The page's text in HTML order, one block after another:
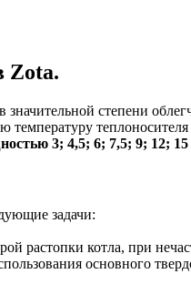
Zota.
степени
3; 4,5; 6; 7,5; 9; 12;
задачи:
растопки котла, при
основного